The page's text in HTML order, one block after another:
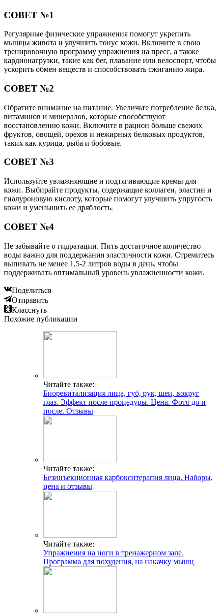
СОВЕТ №1
Регулярные физические упражнения помогут укрепить
мышцы живота и улучшить тонус кожи. Включите в свою
тренировочную программу упражнения на пресс, а также
кардионагрузки, такие как бег, плавание или велоспорт, чтобы
ускорить обмен веществ и способствовать сжиганию жира.
СОВЕТ №2
Обратите внимание на питание. Увеличьте потребление белка,
витаминов и минералов, которые способствуют
восстановлению кожи. Включите в рацион больше свежих
фруктов, овощей, орехов и нежирных белковых продуктов,
таких как курица, рыба и бобовые.
СОВЕТ №3
Используйте увлажняющие и подтягивающие кремы для
кожи. Выбирайте продукты, содержащие коллаген, эластин и
гиалуроновую кислоту, которые помогут улучшить упругость
кожи и уменьшить ее дряблость.
СОВЕТ №4
Не забывайте о гидратации. Пить достаточное количество
воды важно для поддержания эластичности кожи. Стремитесь
выпивать не менее 1,5-2 литров воды в день, чтобы
поддерживать оптимальный уровень увлажненности кожи.
Поделиться
Отправить
Класснуть
Похожие публикации
Читайте также:
Биоревитализация лица, губ, рук, шеи, вокруг
глаз. Эффект после процедуры. Цена. Фото до и
после. Отзывы
Читайте также:
Безинъекционная карбокситерапия лица. Наборы,
цена и отзывы
Читайте также:
Упражнения на ноги в тренажерном зале.
Программа для похудения, на накачку мышц